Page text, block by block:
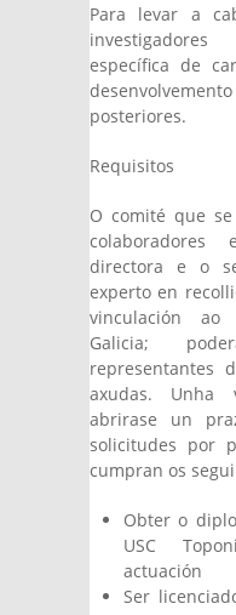
Para levar a
específica de
posteriores.
Requisitos
O comité que
colaboradores
directora e o
experto en
vinculación ao
Galicia;
representantes
axudas. Unha
abrirase un
solicitudes por
cumpran os
Obter o
USC
actuación
Ser